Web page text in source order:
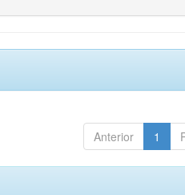
Anterior 1